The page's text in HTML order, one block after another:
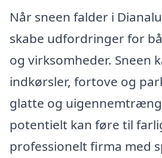
Når sneen falder i
skabe udfordringer for
og virksomheder. Sneen
indkørsler, fortove og
glatte og
potentielt kan føre til
professionelt firma med